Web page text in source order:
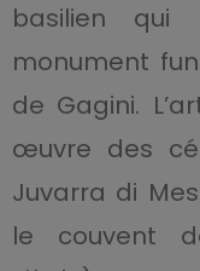
basilien
monument
de Gagini.
œuvre des
Juvarra di
le couvent